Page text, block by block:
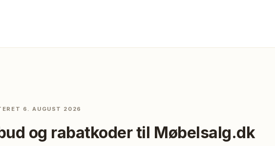
6. AUGUST 2026
og rabatkoder til Møbelsalg.dk